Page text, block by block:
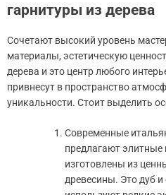
гарнитуры из дерева
Сочетают высокий уровень
материалы, эстетическую
дерева и это центр любого
привнесут в пространство
уникальности. Стоит выделить
Современные
предлагают элитные
изготовлены из
древесины. Это дуб